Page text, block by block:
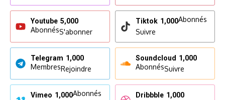
Youtube 5,000
AbonnésS'abonner
Tiktok 1,000Abonnés
Suivre
Telegram 1,000
MembresRejoindre
Soundcloud 1,000
AbonnésSuivre
Vimeo 1,000Abonnés
Dribbble 1,000